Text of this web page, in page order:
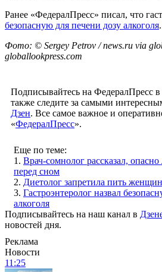
Ранее «ФедералПресс» писал, что
безопасную для печени дозу алкоголя.
Фото: © Sergey Petrov / news.ru via
globallookpress.com
Подписывайтесь на ФедералПресс в
также следите за самыми
Дзен. Все самое важное и
«ФедералПресс».
Еще по теме:
1. Врач-сомнолог рассказал,
перед сном
2. Диетолог запретила пить
3. Гастроэнтеролог назвал
алкоголя
Подписывайтесь на наш канал в
новостей дня.
Реклама
Новости
11:25